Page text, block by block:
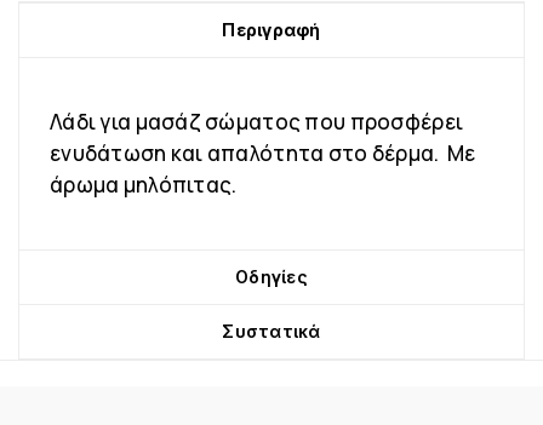
Περιγραφή
Λάδι για μασάζ σώματος που προσφέρει
ενυδάτωση και απαλότητα στο δέρμα. Με
άρωμα μηλόπιτας.
Οδηγίες
Συστατικά